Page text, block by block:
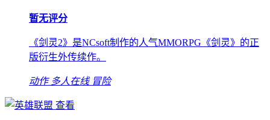
暂无评分
《剑灵2》是NCsoft制作的人气MMORPG《剑灵》的正
版衍生外传续作。
动作 多人在线 冒险
查看